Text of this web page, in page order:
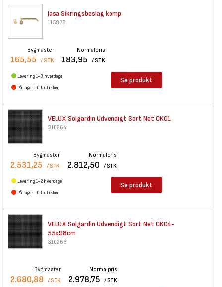
Jasa Sikringsbeslag komp
115878
Bygmaster
165,55 / STK
Normalpris
183,95 / STK
Levering 1-3 hverdage
På lager i 0 butikker
Se produkt
VELUX Solgardin Udvendigt Sort Net CK01
310264
Bygmaster
2.531,25 / STK
Normalpris
2.812,50 / STK
Levering 1-2 hverdage
På lager i 0 butikker
Se produkt
VELUX Solgardin Udvendigt Sort Net CK04-
55x98cm
310266
Bygmaster
2.680,88 / STK
Normalpris
2.978,75 / STK